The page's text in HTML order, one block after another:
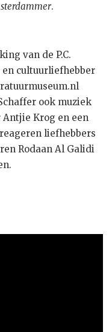
.
van de P.C.
cultuurliefhebber
ook muziek
Krog en een
liefhebbers
Rodaan Al Galidi